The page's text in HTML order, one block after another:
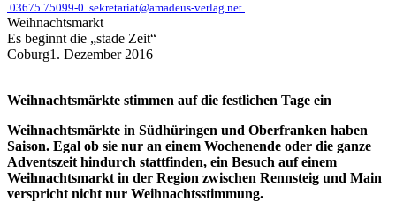
03675 75099-0 sekretariat@amadeus-verlag.net
Weihnachtsmarkt
Es beginnt die „stade Zeit“
Coburg1. Dezember 2016
Weihnachtsmärkte stimmen auf die festlichen Tage ein
Weihnachtsmärkte in Südhüringen und Oberfranken haben
Saison. Egal ob sie nur an einem Wochenende oder die ganze
Adventszeit hindurch stattfinden, ein Besuch auf einem
Weihnachtsmarkt in der Region zwischen Rennsteig und Main
verspricht nicht nur Weihnachtsstimmung.